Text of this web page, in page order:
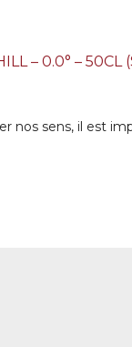
– 0.0° – 50CL
nos sens, il est